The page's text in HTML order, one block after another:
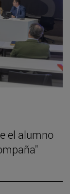
el alumno